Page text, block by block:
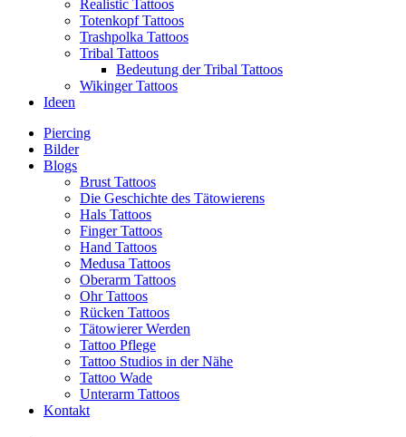
Realistic Tattoos
Totenkopf Tattoos
Trashpolka Tattoos
Tribal Tattoos
Bedeutung der Tribal Tattoos
Wikinger Tattoos
Ideen
Piercing
Bilder
Blogs
Brust Tattoos
Die Geschichte des Tätowierens
Hals Tattoos
Finger Tattoos
Hand Tattoos
Medusa Tattoos
Oberarm Tattoos
Ohr Tattoos
Rücken Tattoos
Tätowierer Werden
Tattoo Pflege
Tattoo Studios in der Nähe
Tattoo Wade
Unterarm Tattoos
Kontakt